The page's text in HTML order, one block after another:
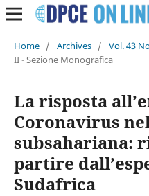
Home / Archives / Vol. 43
II - Sezione Monografica
La risposta
Coronavirus
subsahariana:
partire
Sudafrica